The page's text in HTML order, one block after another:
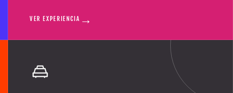
VER EXPERIENCIA →